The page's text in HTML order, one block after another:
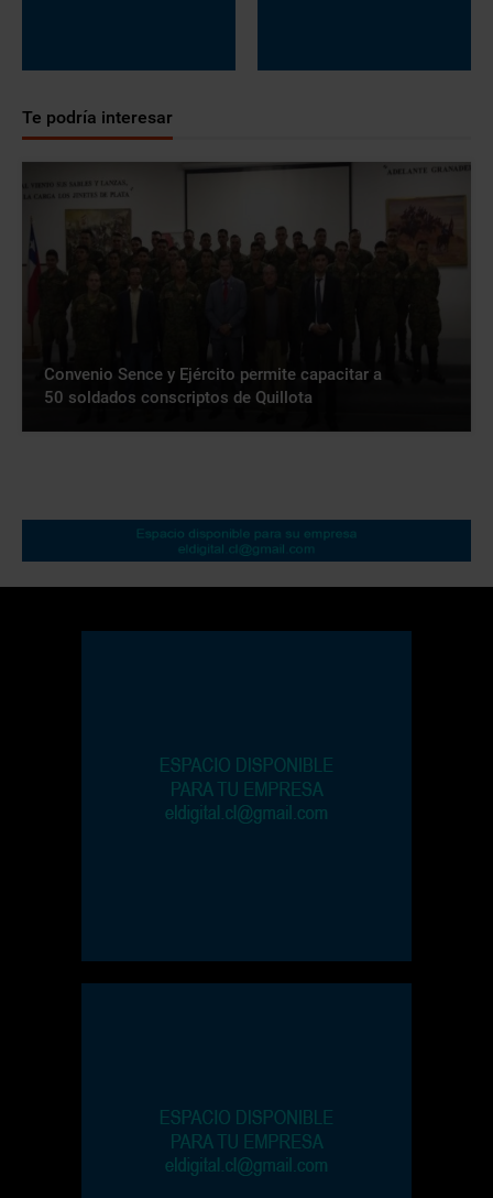
Te podría interesar
Convenio Sence y Ejército permite capacitar a
50 soldados conscriptos de Quillota